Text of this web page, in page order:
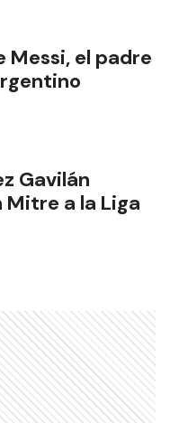
Messi, el padre
Gavilán
a la Liga